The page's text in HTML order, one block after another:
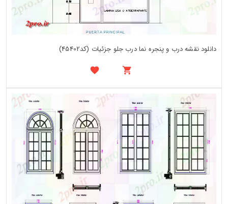
دانلود نقشه درب و پنجره نما درب جلو جزئیات (کد45402)